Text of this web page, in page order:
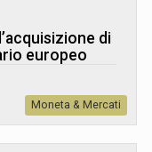
di
europeo
Moneta & Mercati